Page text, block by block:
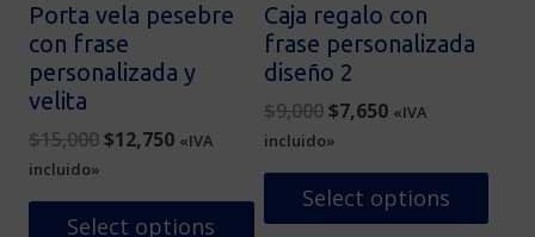
Porta vela pesebre
con frase
personalizada y
velita
$15,000Original
was:
$15,000.
$12,750Current
is:
$12,750.
«IVA
incluido»
Select options
Caja regalo con
frase personalizada
diseño 2
$9,000 Original
price
was:
$9,000.
$7,650Current
is:
$7,650.
«IVA
incluido»
Select options